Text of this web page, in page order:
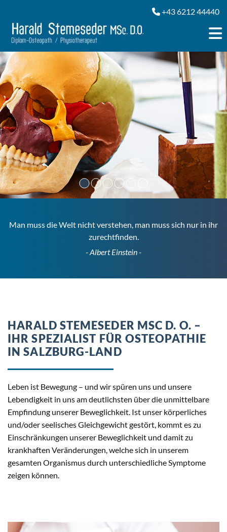
+43 6212 44440
Man muss die Welt nicht verstehen, man muss sich nur in ihr
zurechtfinden.
- Albert Einstein -
HARALD STEMESEDER MSC D. O. –
IHR SPEZIALIST FÜR OSTEOPATHIE
IN SALZBURG-LAND
Leben ist Bewegung – und wir spüren uns und unsere
Lebendigkeit in uns am deutlichsten über die unmittelbare
Empfindung unserer Beweglichkeit. Ist unser körperliches
und/oder seelisches Gleichgewicht gestört, kommt es zu
Einschränkungen unserer Beweglichkeit und damit zu
krankhaften Veränderungen, welche sich in unserem
gesamten Organismus durch unterschiedliche Symptome
zeigen können.